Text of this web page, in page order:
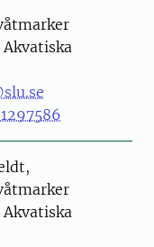
Akvatiska
Akvatiska